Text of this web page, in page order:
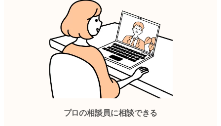
プロの相談員に相談できる